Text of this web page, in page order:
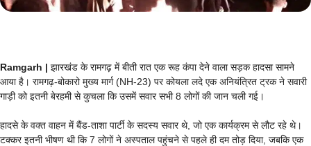
Ramgarh | झारखंड के रामगढ़ में बीती रात एक रूह कंपा देने वाला सड़क हादसा सामने
आया है। रामगढ़-बोकारो मुख्य मार्ग (NH-23) पर कोयला लदे एक अनियंत्रित ट्रक ने सवारी
गाड़ी को इतनी बेरहमी से कुचला कि उसमें सवार सभी 8 लोगों की जान चली गई।
हादसे के वक्त वाहन में बैंड-ताशा पार्टी के सदस्य सवार थे, जो एक कार्यक्रम से लौट रहे थे।
टक्कर इतनी भीषण थी कि 7 लोगों ने अस्पताल पहुंचने से पहले ही दम तोड़ दिया, जबकि एक